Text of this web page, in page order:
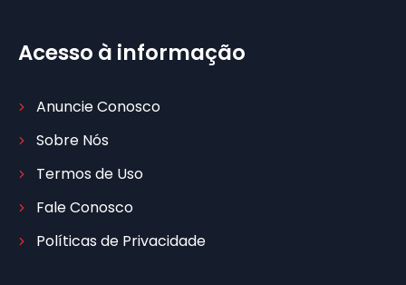
Acesso à informação
Anuncie Conosco
Sobre Nós
Termos de Uso
Fale Conosco
Políticas de Privacidade